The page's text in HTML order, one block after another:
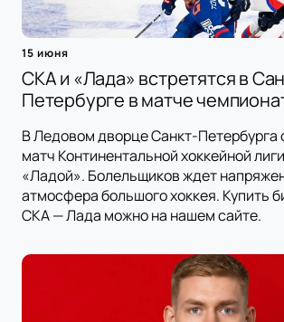
15 июня
СКА и «Лада» встретятся в
Петербурге в матче
В Ледовом дворце Санкт-Петербурга
матч Континентальной хоккейной
«Ладой». Болельщиков ждет
атмосфера большого хоккея. Купить
СКА — Лада можно на нашем сайте.